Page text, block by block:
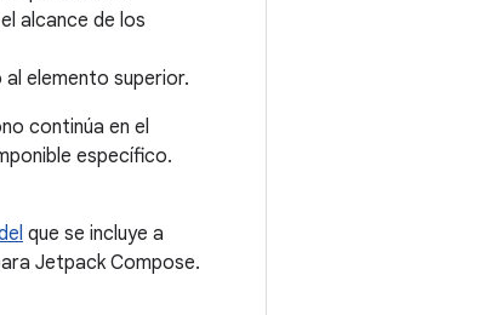
alcance de los
elemento superior.
continúa en el
específico.
que se incluye a
Jetpack Compose.